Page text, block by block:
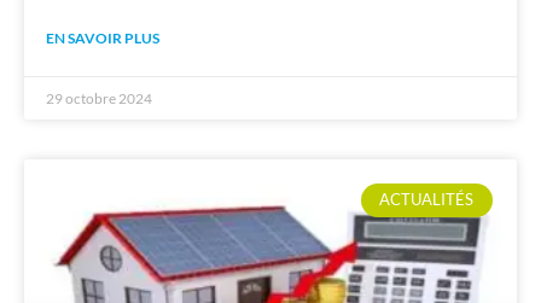
EN SAVOIR PLUS
29 octobre 2024
ACTUALITÉS